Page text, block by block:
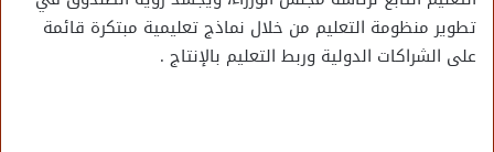
تطوير منظومة التعليم من خلال نماذج تعليمية مبتكرة قائمة
على الشراكات الدولية وربط التعليم بالإنتاج .